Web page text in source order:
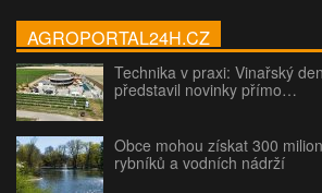
AGROPORTAL24H.CZ
Technika v praxi: Vinařský
představil novinky přímo…
Obce mohou získat 300
rybníků a vodních nádrží